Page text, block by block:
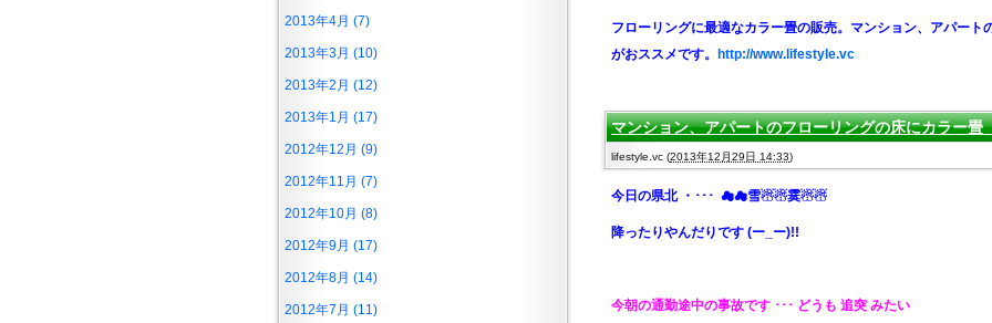
フローリングに最適なカラー畳の販売。マンション、アパート
がおススメです。
http://www.lifestyle.vc
マンション、アパートのフローリングの床にカラー
lifestyle.vc (2013年12月29日 14:33)
今日の県北 ・･･･ ☁☁雪☃☃霙☃☃
降ったりやんだりです (ー_ー)!!
今朝の通勤途中の事故です ･･･ どうも 追突 みたい
2013年4月 (7)
2013年3月 (10)
2013年2月 (12)
2013年1月 (17)
2012年12月 (9)
2012年11月 (7)
2012年10月 (8)
2012年9月 (17)
2012年8月 (14)
2012年7月 (11)